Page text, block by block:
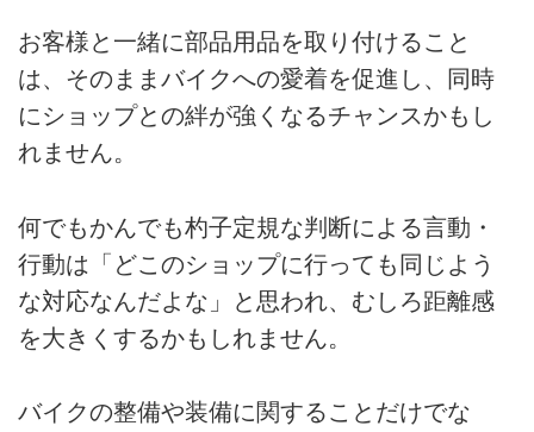
お客様と一緒に部品用品を取り付けること
は、そのままバイクへの愛着を促進し、同時
にショップとの絆が強くなるチャンスかもし
れません。
何でもかんでも杓子定規な判断による言動・
行動は「どこのショップに行っても同じよう
な対応なんだよな」と思われ、むしろ距離感
を大きくするかもしれません。
バイクの整備や装備に関することだけでな